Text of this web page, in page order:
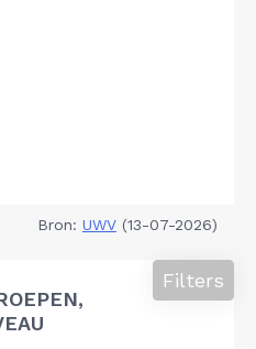
Bron: UWV (13-07-2026)
Filters